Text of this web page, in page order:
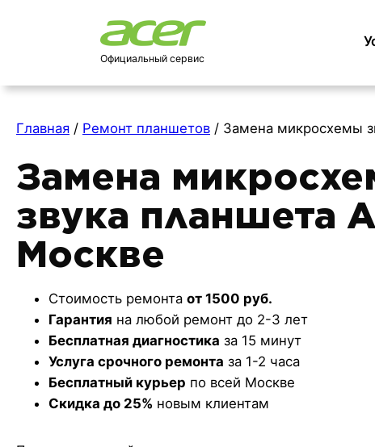
Официальный сервис
Главная / Ремонт планшетов / Замена микросхемы
Замена
звука планшета
Москве
Стоимость ремонта от 1500 руб.
Гарантия на любой ремонт до 2-3 лет
Бесплатная диагностика за 15 минут
Услуга срочного ремонта за 1-2 часа
Бесплатный курьер по всей Москве
Скидка до 25% новым клиентам